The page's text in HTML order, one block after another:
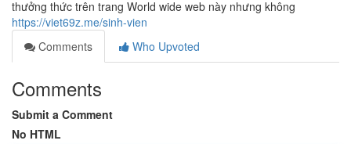
thưởng thức trên trang World wide web này nhưng không
https://viet69z.me/sinh-vien
Comments
Who Upvoted
Comments
Submit a Comment
No HTML